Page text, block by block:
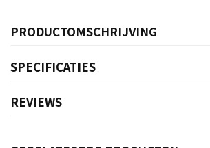
PRODUCTOMSCHRIJVING
SPECIFICATIES
REVIEWS